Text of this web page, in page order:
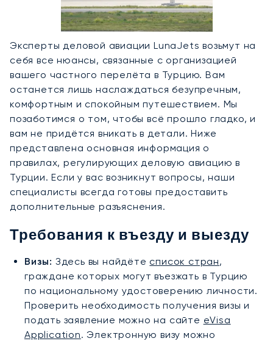
Эксперты деловой авиации LunaJets возьмут на
себя все нюансы, связанные с организацией
вашего частного перелёта в Турцию. Вам
останется лишь наслаждаться безупречным,
комфортным и спокойным путешествием. Мы
позаботимся о том, чтобы всё прошло гладко, и
вам не придётся вникать в детали. Ниже
представлена основная информация о
правилах, регулирующих деловую авиацию в
Турции. Если у вас возникнут вопросы, наши
специалисты всегда готовы предоставить
дополнительные разъяснения.
Требования к въезду и выезду
Визы: Здесь вы найдёте список стран,
граждане которых могут въезжать в Турцию
по национальному удостоверению личности.
Проверить необходимость получения визы и
подать заявление можно на сайте eVisa
Application. Электронную визу можно